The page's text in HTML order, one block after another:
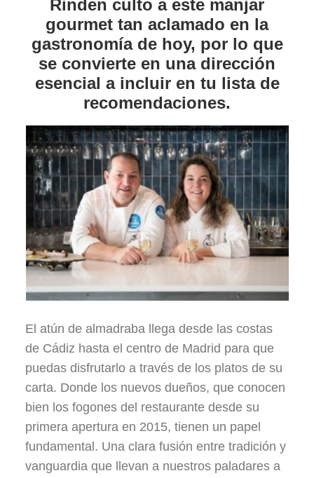
Rinden culto a este manjar
gourmet tan aclamado en la
gastronomía de hoy, por lo que
se convierte en una dirección
esencial a incluir en tu lista de
recomendaciones.
El atún de almadraba llega desde las costas
de Cádiz hasta el centro de Madrid para que
puedas disfrutarlo a través de los platos de su
carta. Donde los nuevos dueños, que conocen
bien los fogones del restaurante desde su
primera apertura en 2015, tienen un papel
fundamental. Una clara fusión entre tradición y
vanguardia que llevan a nuestros paladares a